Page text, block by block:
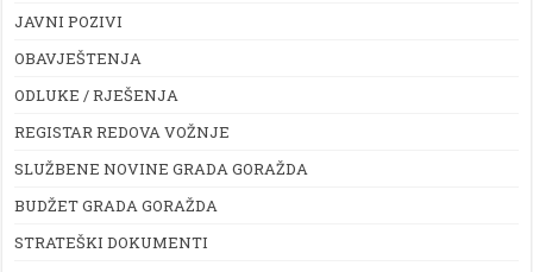
JAVNI POZIVI
OBAVJEŠTENJA
ODLUKE / RJEŠENJA
REGISTAR REDOVA VOŽNJE
SLUŽBENE NOVINE GRADA GORAŽDA
BUDŽET GRADA GORAŽDA
STRATEŠKI DOKUMENTI